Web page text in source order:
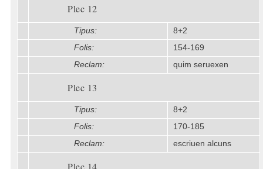
Plec 12
Tipus:
8+2
Folis:
154-169
Reclam:
quim seruexen
Plec 13
Tipus:
8+2
Folis:
170-185
Reclam:
escriuen alcuns
Plec 14